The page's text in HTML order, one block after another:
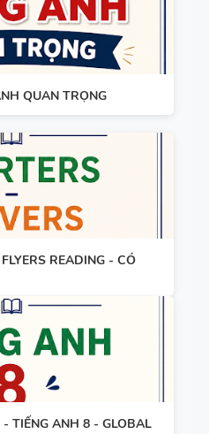
QUAN TRỌNG
READING - CÓ
TIẾNG ANH 8 - GLOBAL